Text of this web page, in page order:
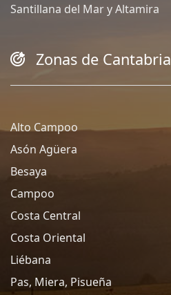
Santillana del Mar y Altamira
Zonas de Cantabria
Alto Campoo
Asón Agüera
Besaya
Campoo
Costa Central
Costa Oriental
Liébana
Pas, Miera, Pisueña